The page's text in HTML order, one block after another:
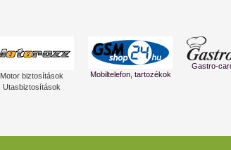
Motor biztosítások
Utasbiztosítások
Mobiltelefon, tartozékok
Gastro-